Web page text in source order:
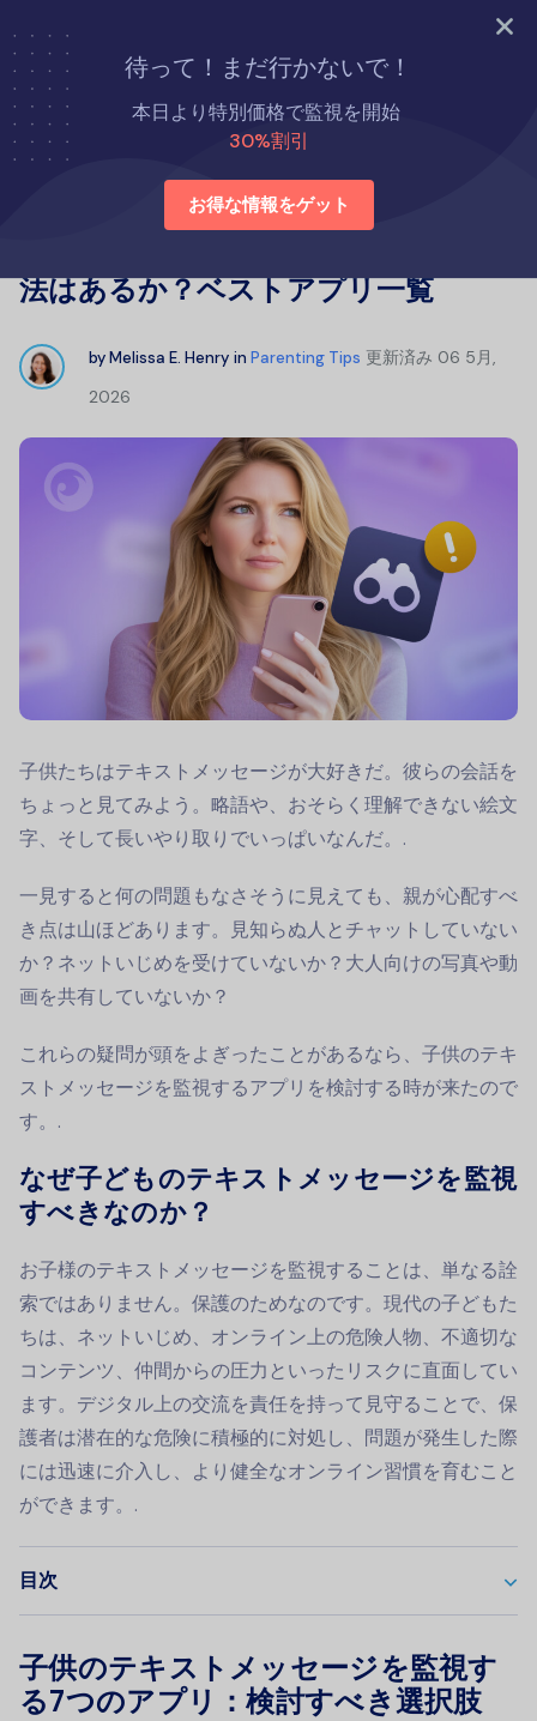
今すぐ試す
待って！まだ行かないで！
本日より特別価格で監視を開始
30%割引
お得な情報をゲット
ホーム
子育てのコツ
2026年、子供のメールを監視する方法はあるか？ベストアプリ一
覧
法はあるか？ベストアプリ一覧
byMelissa E. Henry in Parenting Tips 更新済み 06 5月,
2026
子供たちはテキストメッセージが大好きだ。彼らの会話を
ちょっと見てみよう。略語や、おそらく理解できない絵文
字、そして長いやり取りでいっぱいなんだ。.
一見すると何の問題もなさそうに見えても、親が心配すべ
き点は山ほどあります。見知らぬ人とチャットしていない
か？ネットいじめを受けていないか？大人向けの写真や動
画を共有していないか？
これらの疑問が頭をよぎったことがあるなら、子供のテキ
ストメッセージを監視するアプリを検討する時が来たので
す。.
なぜ子どものテキストメッセージを監視
すべきなのか？
お子様のテキストメッセージを監視することは、単なる詮
索ではありません。保護のためなのです。現代の子どもた
ちは、ネットいじめ、オンライン上の危険人物、不適切な
コンテンツ、仲間からの圧力といったリスクに直面してい
ます。デジタル上の交流を責任を持って見守ることで、保
護者は潜在的な危険に積極的に対処し、問題が発生した際
には迅速に介入し、より健全なオンライン習慣を育むこと
ができます。.
目次
子供のテキストメッセージを監視す
る7つのアプリ：検討すべき選択肢